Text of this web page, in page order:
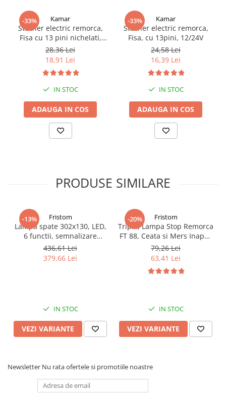
Off Road
Proiectoare Full LED
Proiectoare Halogen plus LED
Dispozitive Avertizare
Accesorii Goarne Pneumatice
Autocolante reflectorizante si
Avertizare sonora
Claxoane Auto si Semnale Electrice
de Avertizare
Girofaruri auto si camion
Kituri Instalare Goarne
Pneumatice
Rampe luminoase girofar
Rezistoare CANBUS LED
Veste Reflectorizante de Avertizare
Elemente Caroserie
Capace inox si jante
Deflectoare geam
Oglinzi auto
-33% Kamar
Stecher electric remorca,
Fisa cu 13 pini nichelati,
12/24V
28,36 Lei
18,91 Lei
IN STOC
ADAUGA IN COS
-33% Kamar
Stecher electric remorca,
Fisa, cu 13pini, 12/24V
24,58 Lei
16,39 Lei
IN STOC
ADAUGA IN COS
PRODUSE SIMILARE
-13% Fristom
Lampa spate 302x130, LED,
6 functii, semnalizare
dinamica, cu triunghi
436,61 Lei
379,66 Lei
IN STOC
VEZI VARIANTE
-20% Fristom
Tripla, Lampa Stop Remorca
FT 88, Ceata si Mers Inapoi,
conexiune cablu
79,26 Lei
63,41 Lei
IN STOC
VEZI VARIANTE
Newsletter Nu rata ofertele si promotiile noastre